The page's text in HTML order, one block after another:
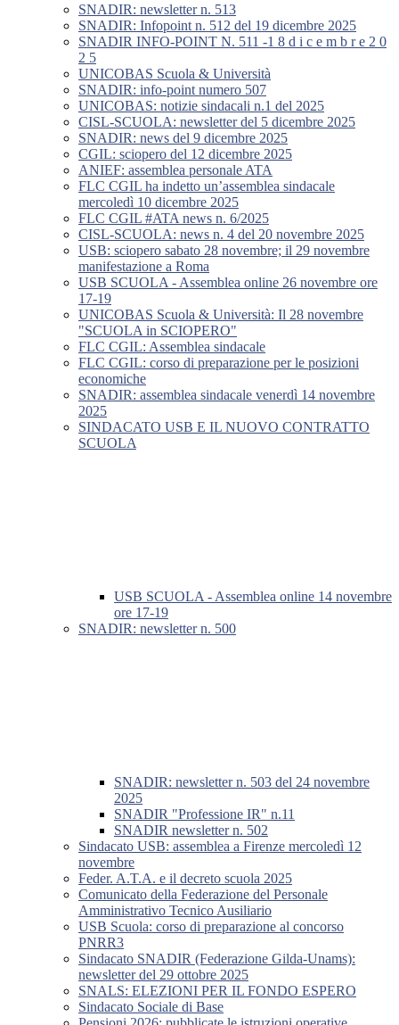
SNADIR: newsletter n. 513
SNADIR: Infopoint n. 512 del 19 dicembre 2025
SNADIR INFO-POINT N. 511 -1 8 d i c e m b r e 2 0
2 5
UNICOBAS Scuola & Università
SNADIR: info-point numero 507
UNICOBAS: notizie sindacali n.1 del 2025
CISL-SCUOLA: newsletter del 5 dicembre 2025
SNADIR: news del 9 dicembre 2025
CGIL: sciopero del 12 dicembre 2025
ANIEF: assemblea personale ATA
FLC CGIL ha indetto un’assemblea sindacale
mercoledì 10 dicembre 2025
FLC CGIL #ATA news n. 6/2025
CISL-SCUOLA: news n. 4 del 20 novembre 2025
USB: sciopero sabato 28 novembre; il 29 novembre
manifestazione a Roma
USB SCUOLA - Assemblea online 26 novembre ore
17-19
UNICOBAS Scuola & Università: Il 28 novembre
"SCUOLA in SCIOPERO"
FLC CGIL: Assemblea sindacale
FLC CGIL: corso di preparazione per le posizioni
economiche
SNADIR: assemblea sindacale venerdì 14 novembre
2025
SINDACATO USB E IL NUOVO CONTRATTO
SCUOLA
USB SCUOLA - Assemblea online 14 novembre
ore 17-19
SNADIR: newsletter n. 500
SNADIR: newsletter n. 503 del 24 novembre
2025
SNADIR "Professione IR" n.11
SNADIR newsletter n. 502
Sindacato USB: assemblea a Firenze mercoledì 12
novembre
Feder. A.T.A. e il decreto scuola 2025
Comunicato della Federazione del Personale
Amministrativo Tecnico Ausiliario
USB Scuola: corso di preparazione al concorso
PNRR3
Sindacato SNADIR (Federazione Gilda-Unams):
newsletter del 29 ottobre 2025
SNALS: ELEZIONI PER IL FONDO ESPERO
Sindacato Sociale di Base